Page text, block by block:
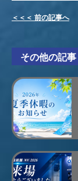
＜＜＜ 前の記事へ
その他の記事